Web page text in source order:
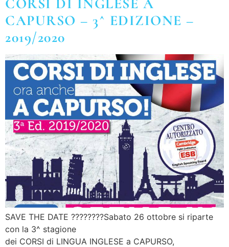
CAPURSO – 3^ EDIZIONE –
2019/2020
SAVE THE DATE ????????Sabato 26 ottobre si riparte
con la 3^ stagione
dei CORSI di LINGUA INGLESE a CAPURSO,